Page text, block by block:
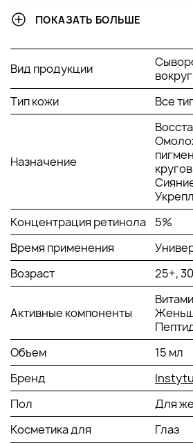
и сквалан увлажняют и смягчают
масла поддерживают здоровье
наполняя его влагой, смягчая и
уменьшает все признаки старения
омолаживает ее.
В ЧЕМ ПРЕИМУЩЕСТВА
ГЛАЗ INSTYTUTUM EYE
Омолаживает кожу вокруг глаз.
Подтягивает верхнее веко.
Уменьшает темные круги под
Освещает пигментацию.
Улучшает тонус и упругость
Разглаживает, успокаивает,
эпидермис.
Не вызывает раздражение
5% ретиноидного комплекса
гидроксипинаколоном -
борьбу с признаками
Экстракт рамбутана -
ретиноидами действием,
комплексом помогает
уменьшить морщины, повысить
кожи и придать ей более
Экстракт белых цветов -
ПОКАЗАТЬ БОЛЬШЕ
Вид продукции
Тип кожи
Все
Назначение
Концентрация ретинола
5%
Время применения
Возраст
25+,
Активные компоненты
Объем
15 мл
Бренд
Пол
Для
Косметика для
Глаз